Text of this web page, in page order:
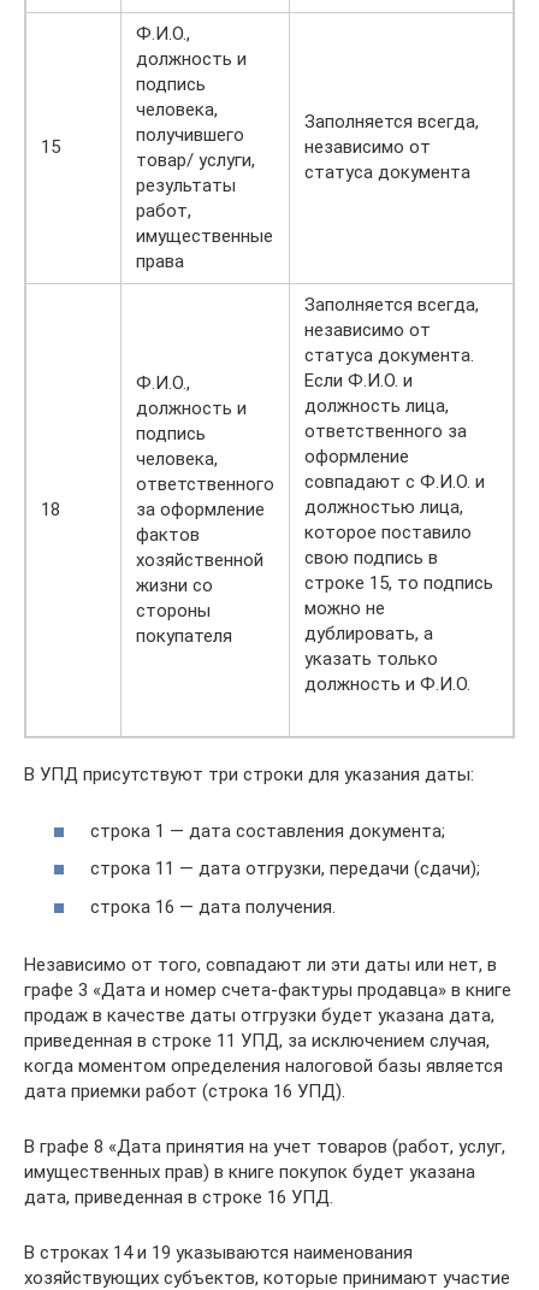
15
Ф.И.О.,
должность и
подпись
человека,
получившего
товар/ услуги,
результаты
работ,
имущественные
права
Заполняется всегда,
независимо от
статуса документа
18
Ф.И.О.,
должность и
подпись
человека,
ответственного
за оформление
фактов
хозяйственной
жизни со
стороны
покупателя
Заполняется всегда,
независимо от
статуса документа.
Если Ф.И.О. и
должность лица,
ответственного за
оформление
совпадают с Ф.И.О. и
должностью лица,
которое поставило
свою подпись в
строке 15, то подпись
можно не
дублировать, а
указать только
должность и Ф.И.О.
В УПД присутствуют три строки для указания даты:
строка 1 — дата составления документа;
строка 11 — дата отгрузки, передачи (сдачи);
строка 16 — дата получения.
Независимо от того, совпадают ли эти даты или нет, в
графе 3 «Дата и номер счета-фактуры продавца» в книге
продаж в качестве даты отгрузки будет указана дата,
приведенная в строке 11 УПД, за исключением случая,
когда моментом определения налоговой базы является
дата приемки работ (строка 16 УПД).
В графе 8 «Дата принятия на учет товаров (работ, услуг,
имущественных прав) в книге покупок будет указана
дата, приведенная в строке 16 УПД.
В строках 14 и 19 указываются наименования
хозяйствующих субъектов, которые принимают участие